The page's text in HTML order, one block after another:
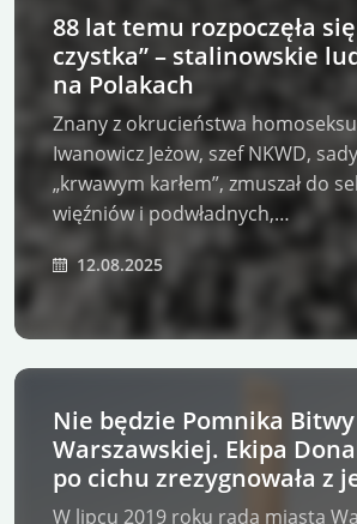
88 lat temu rozpoczęła
czystka” – stalinowskie ludobójstwo
na Polakach
Znany z okrucieństwa
Iwanowicz Jeżow, szef NKWD,
„krwawym karłem”, zmuszał do
więźniów i podwładnych,…
12.08.2025
Nie będzie Pomnika Bitwy
Warszawskiej. Ekipa
po cichu zrezygnowała z
budowy!
W lipcu 2019 roku rada miasta